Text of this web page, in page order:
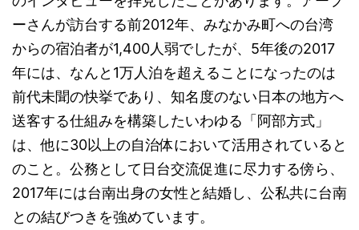
ーさんが訪台する前2012年、みなかみ町への台湾
からの宿泊者が1,400人弱でしたが、5年後の2017
年には、なんと1万人泊を超えることになったのは
前代未聞の快挙であり、知名度のない日本の地方へ
送客する仕組みを構築したいわゆる「阿部方式」
は、他に30以上の自治体において活用されていると
のこと。公務として日台交流促進に尽力する傍ら、
2017年には台南出身の女性と結婚し、公私共に台南
との結びつきを強めています。